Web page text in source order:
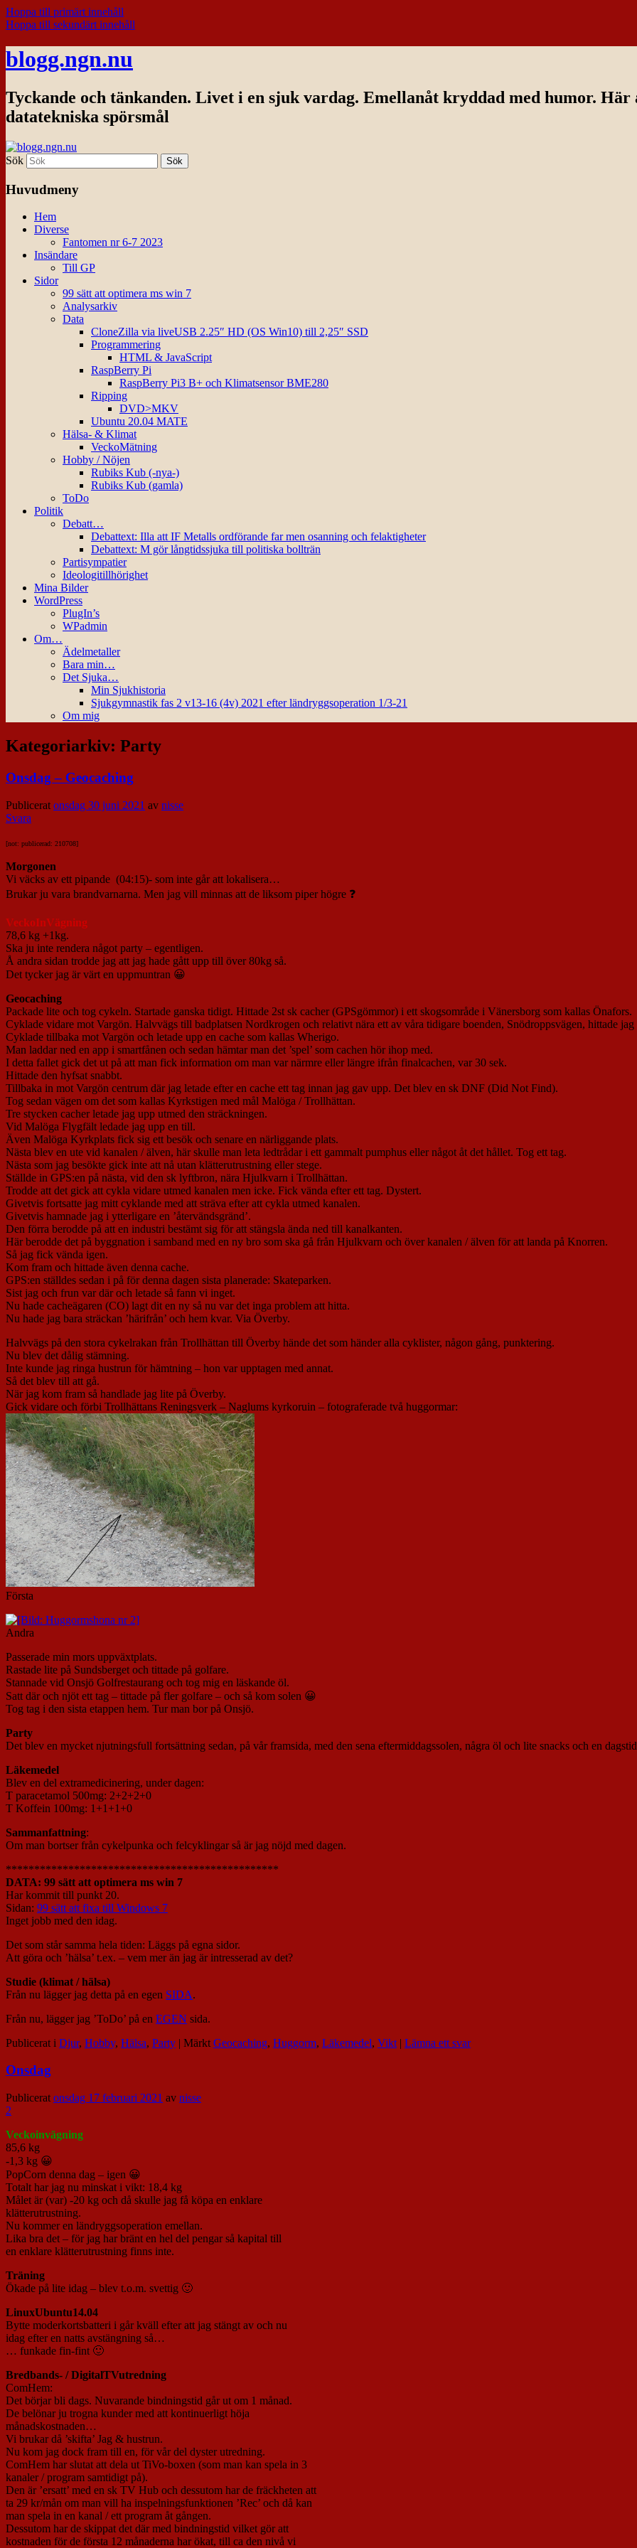
Hoppa till primärt innehåll
Hoppa till sekundärt innehåll
blogg.ngn.nu
Tyckande och tänkanden. Livet i en sjuk vardag. Emellanåt kryddad med humor. Här
datatekniska spörsmål
Sök
Huvudmeny
Hem
Diverse
Fantomen nr 6-7 2023
Insändare
Till GP
Sidor
99 sätt att optimera ms win 7
Analysarkiv
Data
CloneZilla via liveUSB 2.25″ HD (OS Win10) till 2,25″ SSD
Programmering
HTML & JavaScript
RaspBerry Pi
RaspBerry Pi3 B+ och Klimatsensor BME280
Ripping
DVD>MKV
Ubuntu 20.04 MATE
Hälsa- & Klimat
VeckoMätning
Hobby / Nöjen
Rubiks Kub (-nya-)
Rubiks Kub (gamla)
ToDo
Politik
Debatt…
Debattext: Illa att IF Metalls ordförande far men osanning och felaktigheter
Debattext: M gör långtidssjuka till politiska bollträn
Partisympatier
Ideologitillhörighet
Mina Bilder
WordPress
PlugIn’s
WPadmin
Om…
Ädelmetaller
Bara min…
Det Sjuka…
Min Sjukhistoria
Sjukgymnastik fas 2 v13-16 (4v) 2021 efter ländryggsoperation 1/3-21
Om mig
Kategoriarkiv: Party
Onsdag – Geocaching
Publicerat onsdag 30 juni 2021 av nisse
Svara
[not: publicerad: 210708]
Morgonen
Vi väcks av ett pipande (04:15)- som inte går att lokalisera…
Brukar ju vara brandvarnarna. Men jag vill minnas att de liksom piper högre ❓
VeckoInVägning
78,6 kg +1kg.
Ska ju inte rendera något party – egentligen.
Å andra sidan trodde jag att jag hade gått upp till över 80kg så.
Det tycker jag är värt en uppmuntran 😀
Geocaching
Packade lite och tog cykeln. Startade ganska tidigt. Hittade 2st sk cacher (GPSgömmor) i ett skogsområde i Vänersborg som kallas Önafors.
Cyklade vidare mot Vargön. Halvvägs till badplatsen Nordkrogen och relativt nära ett av våra tidigare boenden, Snödroppsvägen, hittade
Cyklade tillbaka mot Vargön och letade upp en cache som kallas Wherigo.
Man laddar ned en app i smartfånen och sedan hämtar man det ’spel’ som cachen hör ihop med.
I detta fallet gick det ut på att man fick information om man var närmre eller längre ifrån finalcachen, var 30 sek.
Hittade den hyfsat snabbt.
Tillbaka in mot Vargön centrum där jag letade efter en cache ett tag innan jag gav upp. Det blev en sk DNF (Did Not Find).
Tog sedan vägen om det som kallas Kyrkstigen med mål Malöga / Trollhättan.
Tre stycken cacher letade jag upp utmed den sträckningen.
Vid Malöga Flygfält ledade jag upp en till.
Även Malöga Kyrkplats fick sig ett besök och senare en närliggande plats.
Nästa blev en ute vid kanalen / älven, här skulle man leta ledtrådar i ett gammalt pumphus eller något åt det hållet. Tog ett tag.
Nästa som jag besökte gick inte att nå utan klätterutrustning eller stege.
Ställde in GPS:en på nästa, vid den sk lyftbron, nära Hjulkvarn i Trollhättan.
Trodde att det gick att cykla vidare utmed kanalen men icke. Fick vända efter ett tag. Dystert.
Givetvis fortsatte jag mitt cyklande med att sträva efter att cykla utmed kanalen.
Givetvis hamnade jag i ytterligare en ’återvändsgränd’.
Den förra berodde på att en industri bestämt sig för att stängsla ända ned till kanalkanten.
Här berodde det på byggnation i samband med en ny bro som ska gå från Hjulkvarn och över kanalen / älven för att landa på Knorren.
Så jag fick vända igen.
Kom fram och hittade även denna cache.
GPS:en ställdes sedan i på för denna dagen sista planerade: Skateparken.
Sist jag och frun var där och letade så fann vi inget.
Nu hade cacheägaren (CO) lagt dit en ny så nu var det inga problem att hitta.
Nu hade jag bara sträckan ’härifrån’ och hem kvar. Via Överby.
Halvvägs på den stora cykelrakan från Trollhättan till Överby hände det som händer alla cyklister, någon gång, punktering.
Nu blev det dålig stämning.
Inte kunde jag ringa hustrun för hämtning – hon var upptagen med annat.
Så det blev till att gå.
När jag kom fram så handlade jag lite på Överby.
Gick vidare och förbi Trollhättans Reningsverk – Naglums kyrkoruin – fotograferade två huggormar:
Första
Andra
Passerade min mors uppväxtplats.
Rastade lite på Sundsberget och tittade på golfare.
Stannade vid Onsjö Golfrestaurang och tog mig en läskande öl.
Satt där och njöt ett tag – tittade på fler golfare – och så kom solen 😀
Tog tag i den sista etappen hem. Tur man bor på Onsjö.
Party
Det blev en mycket njutningsfull fortsättning sedan, på vår framsida, med den sena eftermiddagssolen, några öl och lite snacks och en
Läkemedel
Blev en del extramedicinering, under dagen:
T paracetamol 500mg: 2+2+2+0
T Koffein 100mg: 1+1+1+0
Sammanfattning:
Om man bortser från cykelpunka och felcyklingar så är jag nöjd med dagen.
************************************************
DATA: 99 sätt att optimera ms win 7
Har kommit till punkt 20.
Sidan: 99 sätt att fixa till Windows 7
Inget jobb med den idag.
Det som står samma hela tiden: Läggs på egna sidor.
Att göra och ’hälsa’ t.ex. – vem mer än jag är intresserad av det?
Studie (klimat / hälsa)
Från nu lägger jag detta på en egen SIDA.
Från nu, lägger jag ’ToDo’ på en EGEN sida.
Publicerat i Djur, Hobby, Hälsa, Party | Märkt Geocaching, Huggorm, Läkemedel, Vikt | Lämna ett svar
Onsdag
Publicerat onsdag 17 februari 2021 av nisse
2
Veckoinvägning
85,6 kg
-1,3 kg 😀
PopCorn denna dag – igen 😀
Totalt har jag nu minskat i vikt: 18,4 kg
Målet är (var) -20 kg och då skulle jag få köpa en enklare
klätterutrustning.
Nu kommer en ländryggsoperation emellan.
Lika bra det – för jag har bränt en hel del pengar så kapital till
en enklare klätterutrustning finns inte.
Träning
Ökade på lite idag – blev t.o.m. svettig 🙂
LinuxUbuntu14.04
Bytte moderkortsbatteri i går kväll efter att jag stängt av och nu
idag efter en natts avstängning så…
… funkade fin-fint 🙂
Bredbands- / DigitalTVutredning
ComHem:
Det börjar bli dags. Nuvarande bindningstid går ut om 1 månad.
De belönar ju trogna kunder med att kontinuerligt höja
månadskostnaden…
Vi brukar då ’skifta’ Jag & hustrun.
Nu kom jag dock fram till en, för vår del dyster utredning.
ComHem har slutat att dela ut TiVo-boxen (som man kan spela in 3
kanaler / program samtidigt på).
Den är ’ersatt’ med en sk TV Hub och dessutom har de fräckheten att
ta 29 kr/mån om man vill ha inspelningsfunktionen ’Rec’ och då kan
man spela in en kanal / ett program åt gången.
Dessutom har de skippat det där med bindningstid vilket gör att
kostnaden för de första 12 månaderna har ökat, till ca den nivå vi